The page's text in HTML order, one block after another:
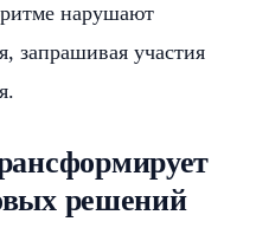
нарушают
запрашивая участия
решений